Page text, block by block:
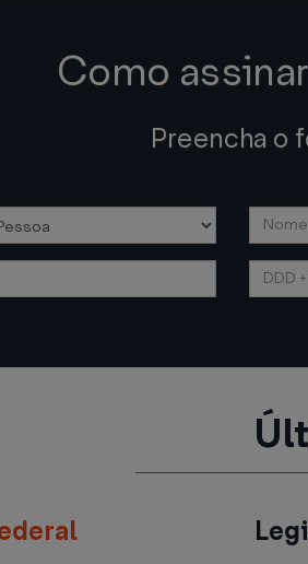
Como
Preencha o